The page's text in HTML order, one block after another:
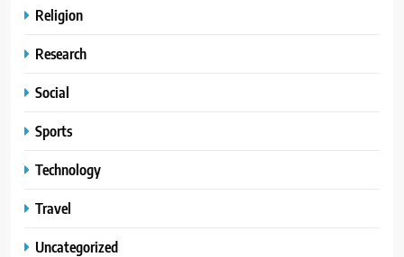
Religion
Research
Social
Sports
Technology
Travel
Uncategorized